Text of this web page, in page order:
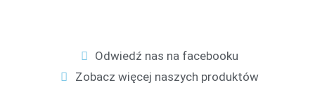
Odwiedź nas na facebooku
Zobacz więcej naszych produktów